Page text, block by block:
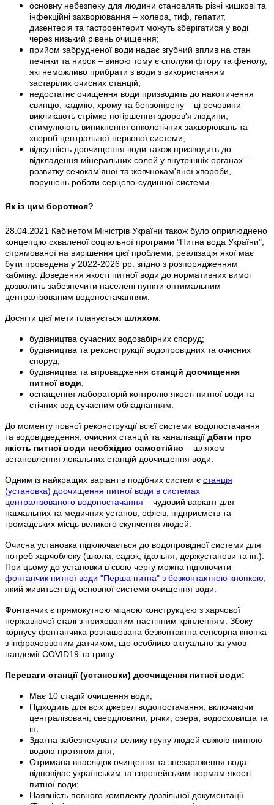
основну небезпеку для людини становлять різні кишкові та
інфекційні захворювання – холера, тиф, гепатит,
дизентерія та гастроентерит можуть зберігатися у воді
через низький рівень очищення;
прийом забрудненої води надає згубний вплив на стан
печінки та нирок – виною тому є сполуки фтору та фенолу,
які неможливо прибрати з води з використанням
застарілих очисних станцій;
недостатнє очищення води призводить до накопичення
свинцю, кадмію, хрому та бензопірену – ці речовини
викликають стрімке погіршення здоров'я людини,
стимулюють виникнення онкологічних захворювань та
хвороб центральної нервової системи;
відсутність доочищення води також призводить до
відкладення мінеральних солей у внутрішніх органах –
розвитку сечокам'яної та жовчнокам'яної хвороби,
порушень роботи серцево-судинної системи.
Як із цим боротися?
28.04.2021 Кабінетом Міністрів України також було оприлюднено
концепцію схваленої соціальної програми "Питна вода України",
спрямованої на вирішення цієї проблеми, реалізація якої має
бути проведена у 2022-2026 рр. згідно з розпорядженням
кабміну. Доведення якості питної води до нормативних вимог
дозволить забезпечити населені пункти оптимальним
централізованим водопостачанням.
Досягти цієї мети планується шляхом:
будівництва сучасних водозабірних споруд;
будівництва та реконструкції водопровідних та очисних
споруд;
будівництва та впровадження станцій доочищення
питної води;
оснащення лабораторій контролю якості питної води та
стічних вод сучасним обладнанням.
До моменту повної реконструкції всієї системи водопостачання
та водовідведення, очисних станцій та каналізації дбати про
якість питної води необхідно самостійно – шляхом
встановлення локальних станцій доочищення води.
Одним із найкращих варіантів подібних систем є станція
(установка) доочищення питної води в системах
централізованого водопостачання – чудовий варіант для
навчальних та медичних установ, офісів, підприємств та
громадських місць великого скупчення людей.
Очисна установка підключається до водопровідної системи для
потреб харчоблоку (школа, садок, їдальня, держустанови та ін.).
При цьому до установки в свою чергу можна підключити
фонтанчик питної води "Перша питна" з безконтактною кнопкою
який живиться від основної системи очищення води.
Фонтанчик є прямокутною міцною конструкцією з харчової
нержавіючої сталі з прихованим настінним кріпленням. Збоку
корпусу фонтанчика розташована безконтактна сенсорна кнопка
з інфрачервоним датчиком, що особливо актуально за умов
пандемії COVID19 та грипу.
Переваги станції (установки) доочищення питної води:
Має 10 стадій очищення води;
Підходить для всіх джерел водопостачання, включаючи
централізовані, свердловини, річки, озера, водосховища та
ін.
Здатна забезпечувати велику групу людей свіжою питною
водою протягом дня;
Отримана внаслідок очищення та знезараження вода
відповідає українським та європейським нормам якості
питної води;
Наявність повного комплекту дозвільної документації